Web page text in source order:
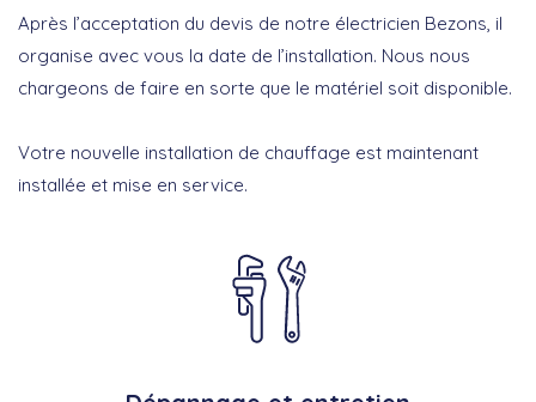
Après l’acceptation du devis de notre électricien Bezons, il
organise avec vous la date de l’installation. Nous nous
chargeons de faire en sorte que le matériel soit disponible.
Votre nouvelle installation de chauffage est maintenant
installée et mise en service.